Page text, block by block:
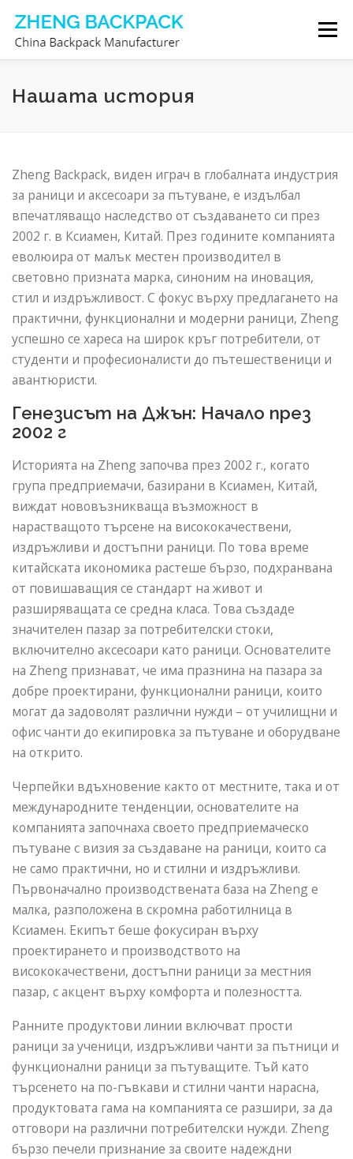
съдържанието
Меню
Нашата история
Zheng Backpack, виден играч в глобалната индустрия
за раници и аксесоари за пътуване, е издълбал
впечатляващо наследство от създаването си през
2002 г. в Ксиамен, Китай. През годините компанията
еволюира от малък местен производител в
световно призната марка, синоним на иновация,
стил и издръжливост. С фокус върху предлагането на
практични, функционални и модерни раници, Zheng
успешно се хареса на широк кръг потребители, от
студенти и професионалисти до пътешественици и
авантюристи.
Генезисът на Джън: Начало през
2002 г
Историята на Zheng започва през 2002 г., когато
група предприемачи, базирани в Ксиамен, Китай,
виждат нововъзникваща възможност в
нарастващото търсене на висококачествени,
издръжливи и достъпни раници. По това време
китайската икономика растеше бързо, подхранвана
от повишаващия се стандарт на живот и
разширяващата се средна класа. Това създаде
значителен пазар за потребителски стоки,
включително аксесоари като раници. Основателите
на Zheng признават, че има празнина на пазара за
добре проектирани, функционални раници, които
могат да задоволят различни нужди – от училищни и
офис чанти до екипировка за пътуване и оборудване
на открито.
Черпейки вдъхновение както от местните, така и от
международните тенденции, основателите на
компанията започнаха своето предприемаческо
пътуване с визия за създаване на раници, които са
не само практични, но и стилни и издръжливи.
Първоначално производствената база на Zheng е
малка, разположена в скромна работилница в
Ксиамен. Екипът беше фокусиран върху
проектирането и производството на
висококачествени, достъпни раници за местния
пазар, с акцент върху комфорта и полезността.
Ранните продуктови линии включват прости
раници за ученици, издръжливи чанти за пътници и
функционални раници за пътуващите. Тъй като
търсенето на по-гъвкави и стилни чанти нарасна,
продуктовата гама на компанията се разшири, за да
отговори на различни потребителски нужди. Zheng
бързо печели признание за своите надеждни